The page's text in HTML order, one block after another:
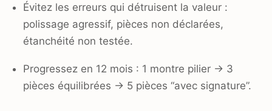
Évitez les erreurs qui détruisent la valeur :
polissage agressif, pièces non déclarées,
étanchéité non testée.
Progressez en 12 mois : 1 montre pilier → 3
pièces équilibrées → 5 pièces “avec signature”.